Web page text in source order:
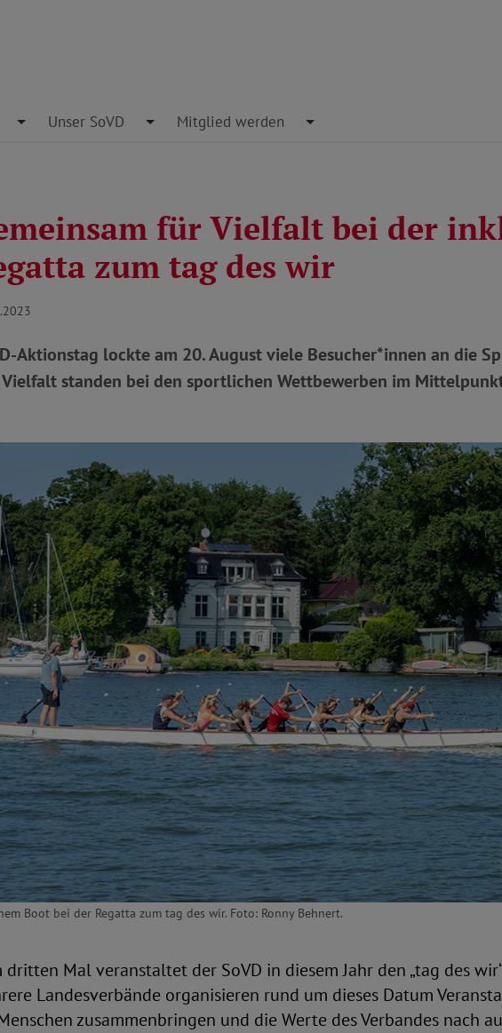
Toggle Dropdown
Unser SoVD Toggle Dropdown
Mitglied werden Toggle Dropdown
für Vielfalt bei der
zum tag des wir
Aktionstag lockte am 20. August viele Besucher*innen an die
standen bei den sportlichen Wettbewerben im
Boot bei der Regatta zum tag des wir. Foto: Ronny Behnert.
dritten Mal veranstaltet der SoVD in diesem Jahr den „tag des
Landesverbände organisieren rund um dieses Datum
zusammenbringen und die Werte des Verbandes nach